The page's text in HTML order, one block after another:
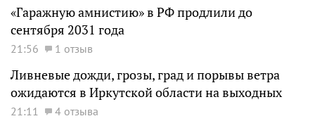
«Гаражную амнистию» в РФ продлили до
сентября 2031 года
21:56 1 отзыв
Ливневые дожди, грозы, град и порывы ветра
ожидаются в Иркутской области на выходных
21:11 4 отзыва